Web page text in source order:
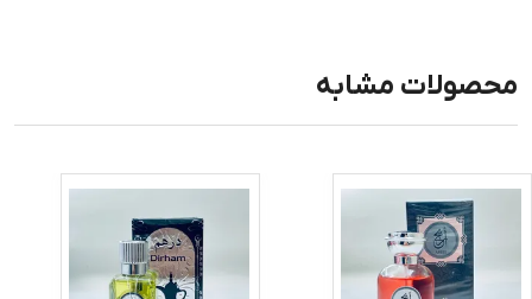
محصولات مشابه